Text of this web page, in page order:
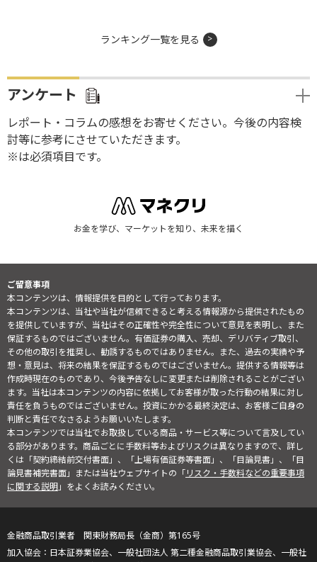
ランキング一覧を見る
アンケート
レポート・コラムの感想をお寄せください。今後の内容検
討等に参考にさせていただきます。
※は必須項目です。
お金を学び、マーケットを知り、未来を描く
ご留意事項
本コンテンツは、情報提供を目的として行っております。
本コンテンツは、当社や当社が信頼できると考える情報源から提供されたもの
を提供していますが、当社はその正確性や完全性について意見を表明し、また
保証するものではございません。有価証券の購入、売却、デリバティブ取引、
その他の取引を推奨し、勧誘するものではありません。また、過去の実績や予
想・意見は、将来の結果を保証するものではございません。提供する情報等は
作成時現在のものであり、今後予告なしに変更または削除されることがござい
ます。当社は本コンテンツの内容に依拠してお客様が取った行動の結果に対し
責任を負うものではございません。投資にかかる最終決定は、お客様ご自身の
判断と責任でなさるようお願いいたします。
本コンテンツでは当社でお取扱している商品・サービス等について言及してい
る部分があります。商品ごとに手数料等およびリスクは異なりますので、詳し
くは「契約締結前交付書面」、「上場有価証券等書面」、「目論見書」、「目
論見書補完書面」または当社ウェブサイトの「リスク・手数料などの重要事項
に関する説明」をよくお読みください。
金融商品取引業者 関東財務局長（金商）第165号
日本証券業協会、一般社団法人 第二種金融商品取引業協会、一般社